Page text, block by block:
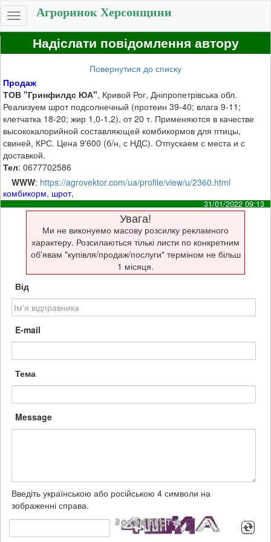
Toggle
navigation
Агроринок Херсонщини
Надіслати повідомлення автору
Повернутися до списку
Продаж
ТОВ "Гринфилдс ЮА", Кривой Рог, Дніпропетрівська обл.
Реализуем шрот подсолнечный (протеин 39-40; влага 9-11;
клетчатка 18-20; жир 1,0-1,2), от 20 т. Применяются в качестве
высококалорийной составляющей комбикормов для птицы,
свиней, КРС. Цена 9'600 (б/н, с НДС). Отпускаем с места и с
доставкой.
Тел: 0677702586
WWW: https://agrovektor.com/ua/profile/view/u/2360.html
комбикорм, шрот,
31/01/2022 09:13
Увага!
Ми не виконуемо масову розсилку рекламного
характеру. Розсилаються тількі листи по конкретним
об'явам "купівля/продаж/послуги" терміном не більш
1 місяця.
Від
E-mail
Тема
Message
Введіть українською або російською 4 символи на
зображенні справа.